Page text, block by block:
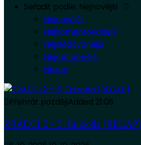
Seřadit podle: Nejnovější
Nejnovější
Nejkomentovanější
Nejsledovanější
Nejoblíbenější
Název
Přehrát pozdějiAdded 21:08
ZRÁDCI 2 – 5. Epizoda (RECAP)